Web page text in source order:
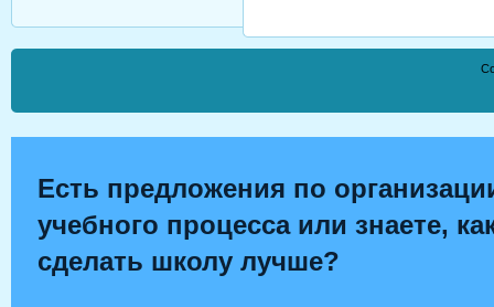
Есть предложения по
учебного процесса или знаете,
сделать школу лучше?